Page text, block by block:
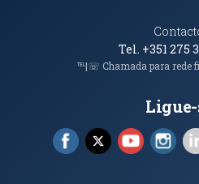
Tel. +351 275
℡|☏ Chamada para rede
Ligue-
Facebook (abre em
X (abre em
YouTube